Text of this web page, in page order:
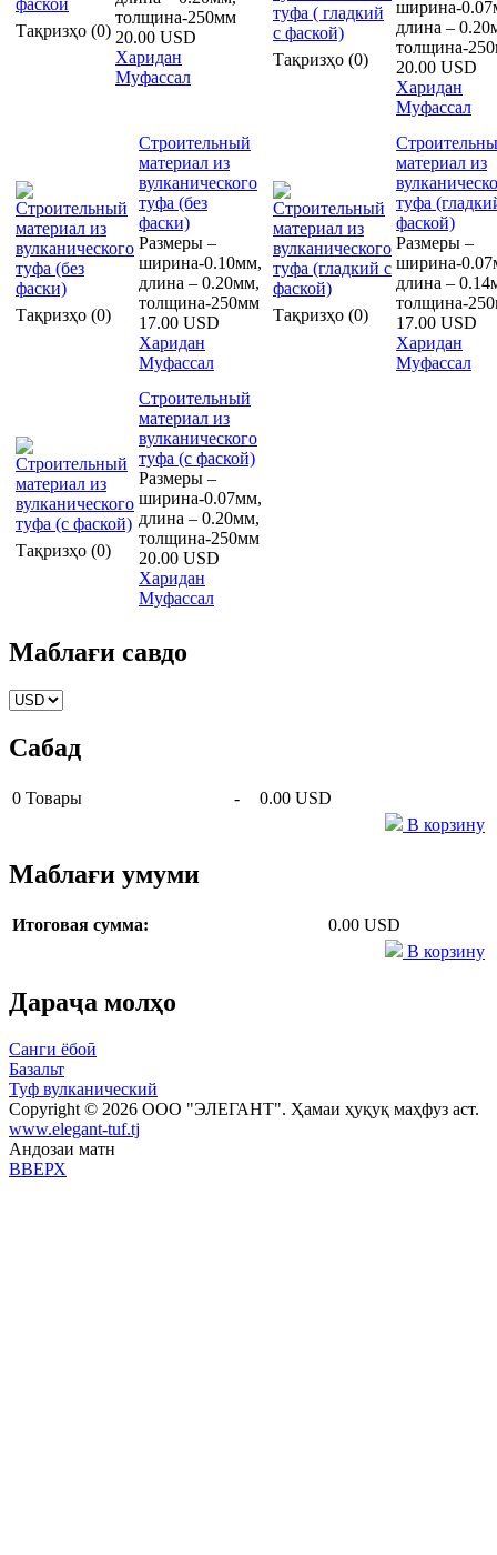
Тақризҳо (0)
толщина-250мм
20.00 USD
Харидан
Муфассал
Тақризҳо (0)
ширина-
длина –
толщина-
20.00 USD
Харидан
Муфассал
Тақризҳо (0)
Строительный
материал из
вулканического
туфа (без
фаски)
Размеры –
ширина-0.10мм,
длина – 0.20мм,
толщина-250мм
17.00 USD
Харидан
Муфассал
Тақризҳо (0)
материал из
туфа
фаской)
Размеры –
ширина-
длина –
толщина-
17.00 USD
Харидан
Муфассал
Тақризҳо (0)
Строительный
материал из
вулканического
туфа (с фаской)
Размеры –
ширина-0.07мм,
длина – 0.20мм,
толщина-250мм
20.00 USD
Харидан
Муфассал
Маблағи савдо
Сабад
0 Товары -
0.00 USD
В корзину
Маблағи умуми
Итоговая сумма:
0.00 USD
В корзину
Дараҷа молҳо
Санги ёбоӣ
Базальт
Туф вулканический
Copyright © 2026 ООО "ЭЛЕГАНТ". Ҳамаи ҳуқуқ маҳфуз аст.
www.elegant-tuf.tj
Андозаи матн
ВВЕРХ